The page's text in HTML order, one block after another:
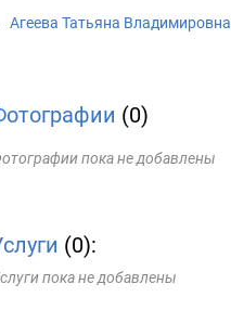
Агеева Татьяна Владимировна
(0)
пока не добавлены
(0):
пока не добавлены